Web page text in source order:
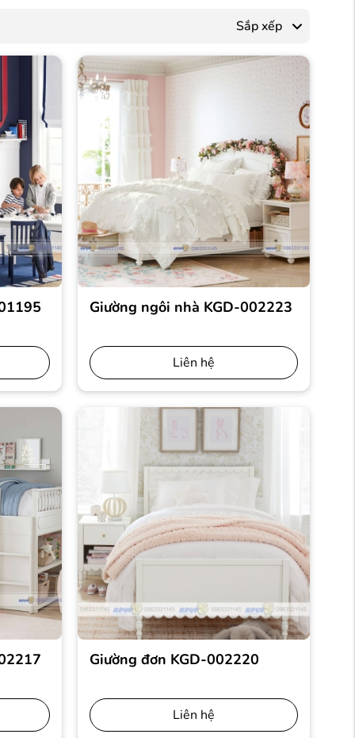
Sắp xếp
Giường ngôi nhà KGD-002223
Liên hệ
Giường đơn KGD-002220
Liên hệ